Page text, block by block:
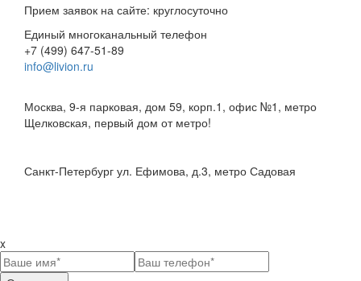
Прием заявок на сайте: круглосуточно
Единый многоканальный телефон
+7 (499) 647-51-89
info@livion.ru
Москва, 9-я парковая, дом 59, корп.1, офис №1, метро
Щелковская, первый дом от метро!
Санкт-Петербург ул. Ефимова, д.3, метро Садовая
x